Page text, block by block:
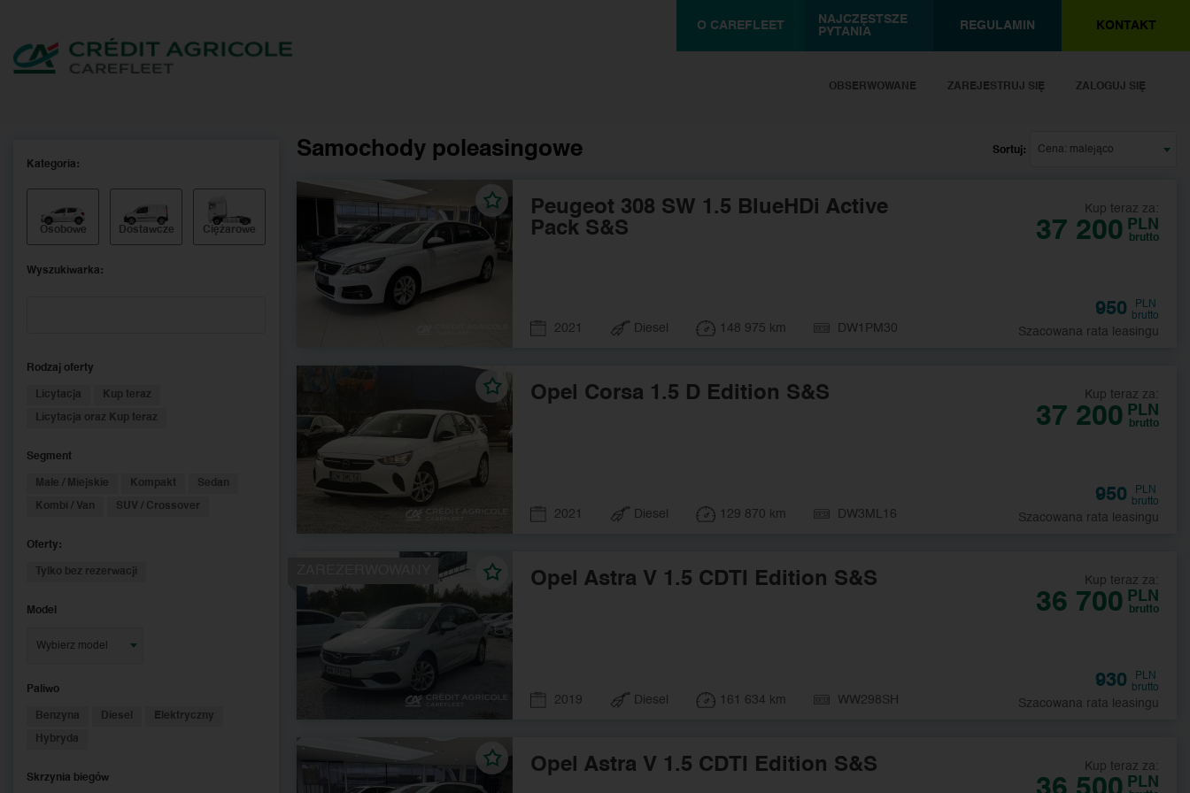
O CAREFLEET
NAJCZĘSTSZE
PYTANIA
REGULAMIN KONTAKT
OBSERWOWANE ZAREJESTRUJ SIĘ ZALOGUJ SIĘ
Kategoria:
Osobowe Dostawcze Ciężarowe
Wyszukiwarka:
Rodzaj oferty
Licytacja Kup teraz
Licytacja oraz Kup teraz
Segment
Małe / Miejskie Kompakt Sedan
Kombi / Van SUV / Crossover
Oferty:
Tylko bez rezerwacji
Model
Wybierz model
Paliwo
Benzyna Diesel Elektryczny
Hybryda
Skrzynia biegów
Samochody poleasingowe Sortuj: Cena: malejąco
Kup teraz za:
37 200 PLN
brutto
950
PLN
brutto
Szacowana rata leasingu
Peugeot 308 SW 1.5 BlueHDi Active
Pack S&S
2021 Diesel 148 975 km DW1PM30
Kup teraz za:
37 200 PLN
brutto
950
PLN
brutto
Szacowana rata leasingu
Opel Corsa 1.5 D Edition S&S
2021 Diesel 129 870 km DW3ML16
Kup teraz za:
36 700 PLN
brutto
930
PLN
brutto
Szacowana rata leasingu
Opel Astra V 1.5 CDTI Edition S&S
2019 Diesel 161 634 km WW298SH
Kup teraz za:
PLN
Opel Astra V 1.5 CDTI Edition S&S